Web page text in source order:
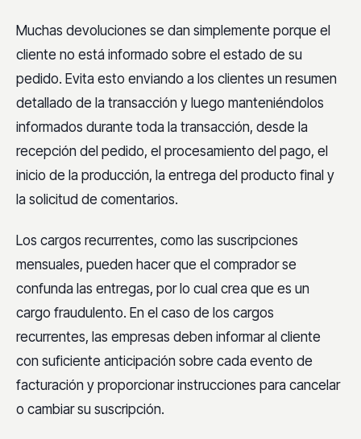
Muchas devoluciones se dan simplemente porque el
cliente no está informado sobre el estado de su
pedido. Evita esto enviando a los clientes un resumen
detallado de la transacción y luego manteniéndolos
informados durante toda la transacción, desde la
recepción del pedido, el procesamiento del pago, el
inicio de la producción, la entrega del producto final y
la solicitud de comentarios.
Los cargos recurrentes, como las suscripciones
mensuales, pueden hacer que el comprador se
confunda las entregas, por lo cual crea que es un
cargo fraudulento. En el caso de los cargos
recurrentes, las empresas deben informar al cliente
con suficiente anticipación sobre cada evento de
facturación y proporcionar instrucciones para cancelar
o cambiar su suscripción.